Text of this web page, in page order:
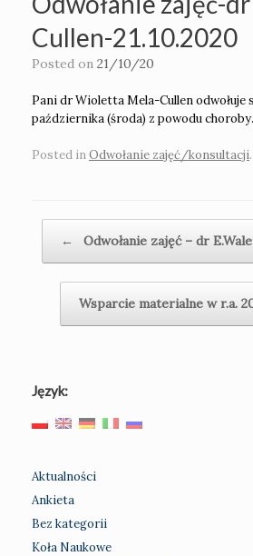
Cullen-21.10.2020
Posted on 21/10/20
Pani dr Wioletta Mela-Cullen odwołuje
października (środa) z powodu choroby.
Posted inOdwołanie zajęć/konsultacji.
← Odwołanie zajęć – dr
Wsparcie materialne w r.a.
Język:
Aktualności
Ankieta
Bez kategorii
Koła Naukowe